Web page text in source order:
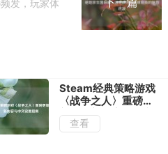
发，玩家体
Steam经典策略游戏
〈战争之人〉重磅更
新，全新内容与中文
设置指南
查看